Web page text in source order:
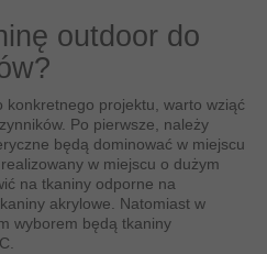
outdoor do
projektu, warto wziąć
Po pierwsze, należy
będą dominować w miejscu
w miejscu o dużym
na tkaniny odporne na
akrylowe. Natomiast w
wyborem będą tkaniny